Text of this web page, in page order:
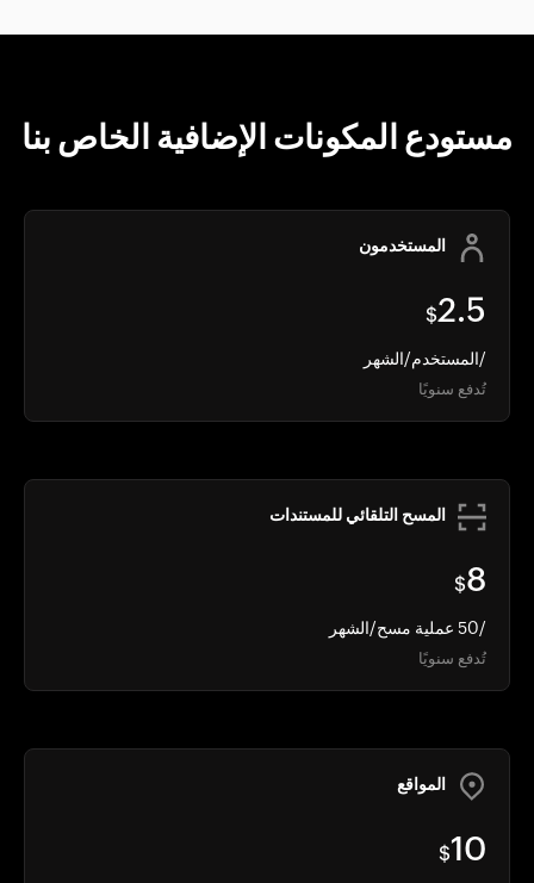
مستودع المكونات الإضافية الخاص بنا
المستخدمون
$2.5
/المستخدم/الشهر
تُدفع سنويًا
المسح التلقائي للمستندات
$8
/50 عملية مسح/الشهر
تُدفع سنويًا
المواقع
$10